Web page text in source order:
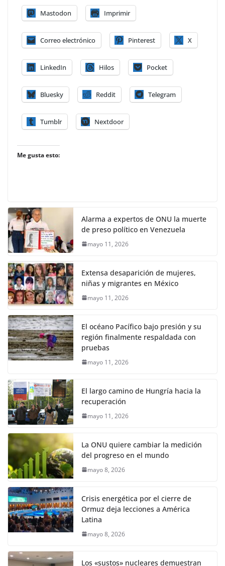
Mastodon Imprimir
Correo electrónico Pinterest X
LinkedIn Hilos Pocket
Bluesky Reddit Telegram
Tumblr Nextdoor
Me gusta esto:
Alarma a expertos de ONU la muerte
de preso político en Venezuela
mayo 11, 2026
Extensa desaparición de mujeres,
niñas y migrantes en México
mayo 11, 2026
El océano Pacífico bajo presión y su
región finalmente respaldada con
pruebas
mayo 11, 2026
El largo camino de Hungría hacia la
recuperación
mayo 11, 2026
La ONU quiere cambiar la medición
del progreso en el mundo
mayo 8, 2026
Crisis energética por el cierre de
Ormuz deja lecciones a América
Latina
mayo 8, 2026
Los «sustos» nucleares demuestran